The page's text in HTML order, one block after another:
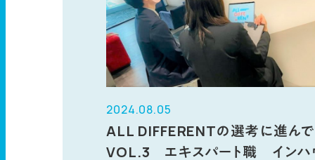
2024.08.05
ALL DIFFERENTの選考に進
VOL.3 エキスパート職 インハ